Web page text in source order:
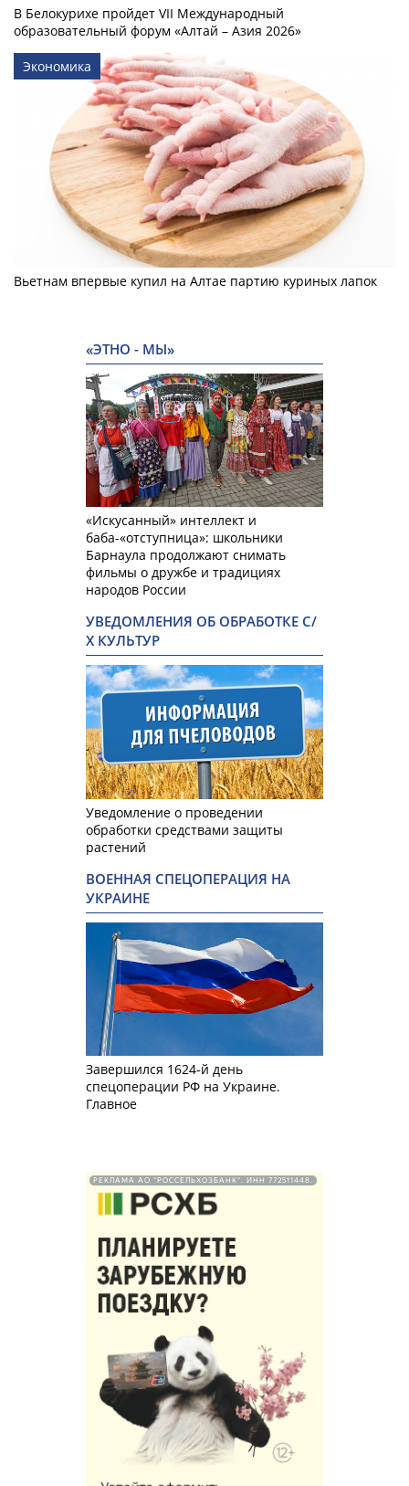
В Белокурихе пройдет VII Международный
образовательный форум «Алтай – Азия 2026»
Экономика
Вьетнам впервые купил на Алтае партию куриных лапок
«ЭТНО - МЫ»
«Искусанный» интеллект и
баба-«отступница»: школьники
Барнаула продолжают снимать
фильмы о дружбе и традициях
народов России
УВЕДОМЛЕНИЯ ОБ ОБРАБОТКЕ С/
Х КУЛЬТУР
Уведомление о проведении
обработки средствами защиты
растений
ВОЕННАЯ СПЕЦОПЕРАЦИЯ НА
УКРАИНЕ
Завершился 1624-й день
спецоперации РФ на Украине.
Главное
РЕКЛАМА АО "РОССЕЛЬХОЗБАНК". ИНН 772511448.